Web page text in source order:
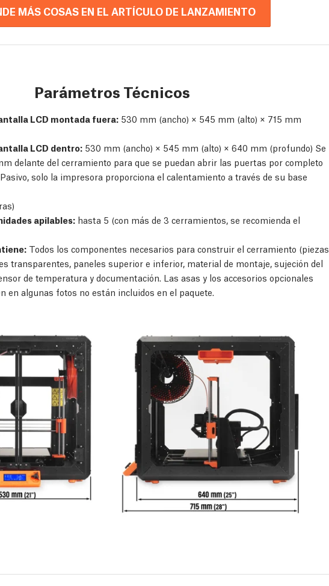
MÁS COSAS EN EL ARTÍCULO DE LANZAMIENTO
Parámetros Técnicos
LCD montada fuera: 530 mm (ancho) × 545 mm (alto) × 715 mm
LCD dentro: 530 mm (ancho) × 545 mm (alto) × 640 mm (profundo) Se
delante del cerramiento para que se puedan abrir las puertas por completo
Pasivo, solo la impresora proporciona el calentamiento a través de su base
apilables: hasta 5 (con más de 3 cerramientos, se recomienda el
Todos los componentes necesarios para construir el cerramiento (piezas
transparentes, paneles superior e inferior, material de montaje, sujeción del
de temperatura y documentación. Las asas y los accesorios opcionales
en algunas fotos no están incluidos en el paquete.